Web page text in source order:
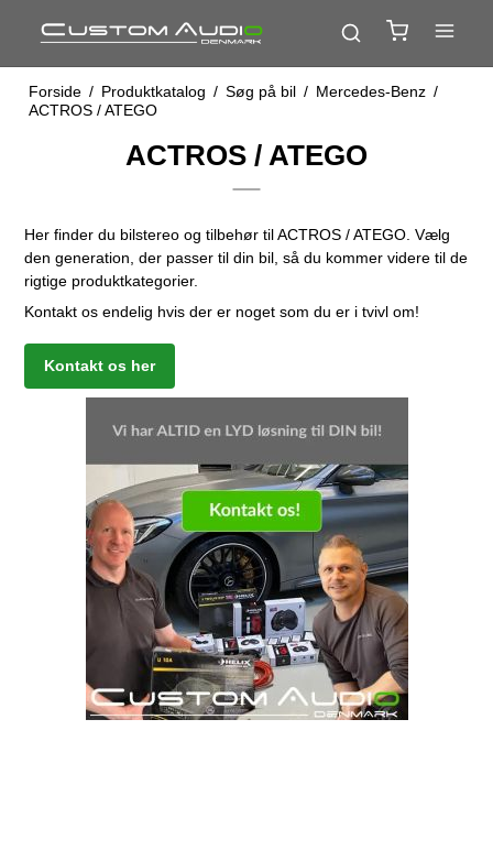
Forside / Produktkatalog / Søg på bil / Mercedes-Benz /
ACTROS / ATEGO
ACTROS / ATEGO
Her finder du bilstereo og tilbehør til ACTROS / ATEGO. Vælg
den generation, der passer til din bil, så du kommer videre til de
rigtige produktkategorier.
Kontakt os endelig hvis der er noget som du er i tvivl om!
Kontakt os her